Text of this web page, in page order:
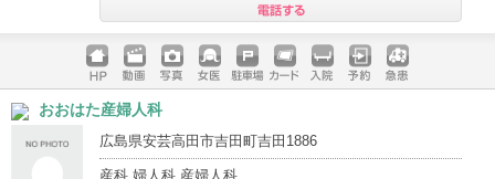
ホームペ
ージ
動画 写真 女医 駐車場
クレジッ
入院 予約 急患
おおはた産婦人科
広島県安芸高田市吉田町吉田1886
産科 婦人科 産婦人科